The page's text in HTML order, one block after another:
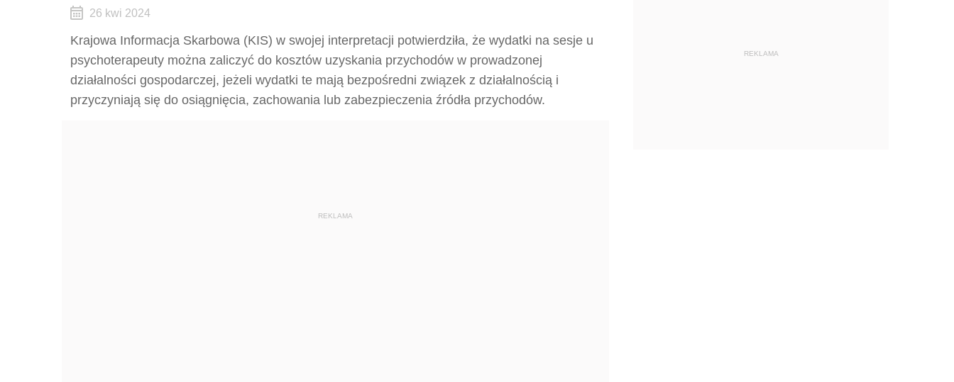
26 kwi 2024
Krajowa Informacja Skarbowa (KIS) w swojej interpretacji potwierdziła, że wydatki na sesje u
psychoterapeuty można zaliczyć do kosztów uzyskania przychodów w prowadzonej
działalności gospodarczej, jeżeli wydatki te mają bezpośredni związek z działalnością i
przyczyniają się do osiągnięcia, zachowania lub zabezpieczenia źródła przychodów.
REKLAMA
REKLAMA